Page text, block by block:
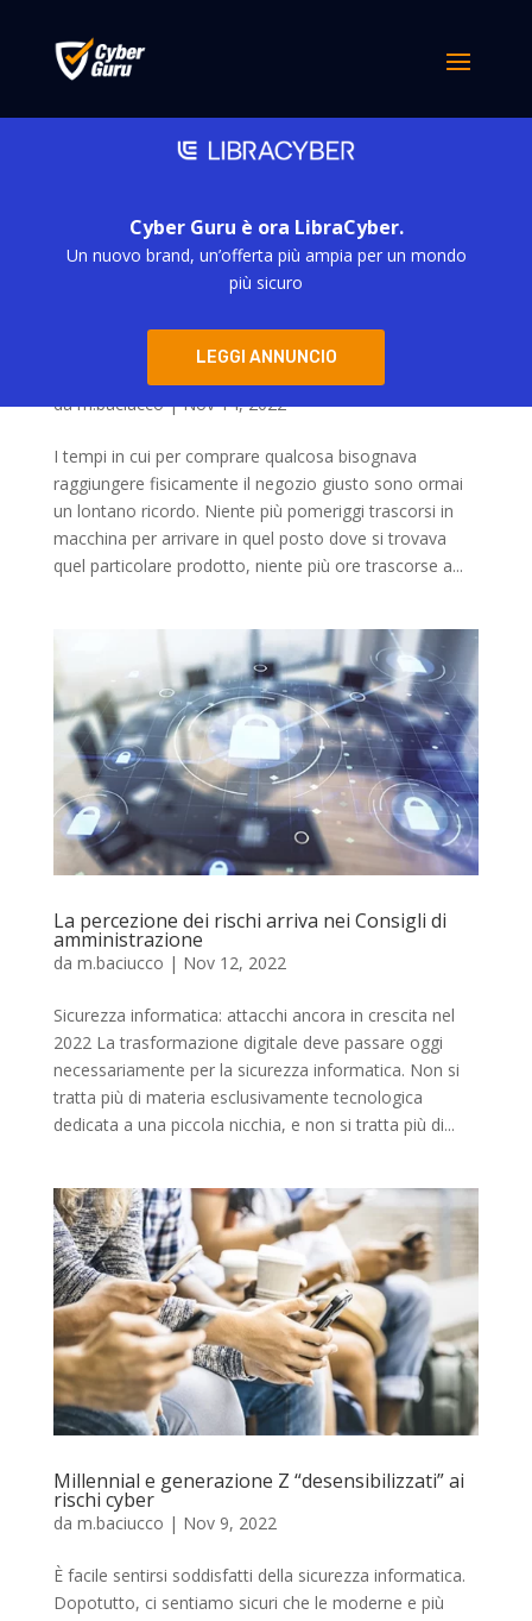
Cyber Guru è ora LibraCyber.
Un nuovo brand, un’offerta più ampia per un mondo
più sicuro
LEGGI ANNUNCIO
Black Friday: attenzione alla giostra
dell’acquisto online
dam.baciucco|Nov 14, 2022
I tempi in cui per comprare qualcosa bisognava
raggiungere fisicamente il negozio giusto sono ormai
un lontano ricordo. Niente più pomeriggi trascorsi in
macchina per arrivare in quel posto dove si trovava
quel particolare prodotto, niente più ore trascorse a...
La percezione dei rischi arriva nei Consigli di
amministrazione
da m.baciucco | Nov 12, 2022
Sicurezza informatica: attacchi ancora in crescita nel
2022 La trasformazione digitale deve passare oggi
necessariamente per la sicurezza informatica. Non si
tratta più di materia esclusivamente tecnologica
dedicata a una piccola nicchia, e non si tratta più di...
Millennial e generazione Z “desensibilizzati” ai
rischi cyber
da m.baciucco | Nov 9, 2022
È facile sentirsi soddisfatti della sicurezza informatica.
Dopotutto, ci sentiamo sicuri che le moderne e più